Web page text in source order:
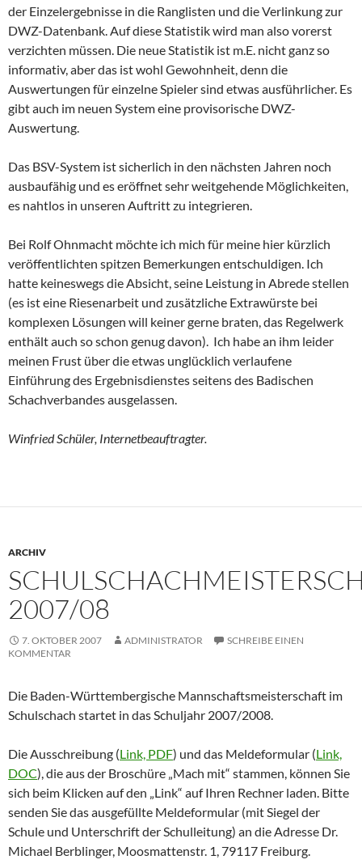
der Einzelergebnisse in die Ranglisten und die Verlinkung zur
DWZ-Datenbank. Auf diese Statistik wird man also vorerst
verzichten müssen. Die neue Statistik ist m.E. nicht ganz so
informativ, aber das ist wohl Gewohnheit, denn die
Auswertungen für einzelne Spieler sind etwas ausführlicher. Es
gibt auch im neuen System eine provisorische DWZ-
Auswertung.
Das BSV-System ist sicherlich in den nächsten Jahren noch
ausbaufähig und es eröffnet sehr weitgehende Möglichkeiten,
es nahtlos in unseren Auftritt zu integrieren.
Bei Rolf Ohnmacht möchte ich mich für meine hier kürzlich
veröffentlichten spitzen Bemerkungen entschuldigen. Ich
hatte keineswegs die Absicht, seine Leistung in Abrede stellen
(es ist eine Riesenarbeit und zusätzliche Extrawürste bei
komplexen Lösungen will keiner gerne braten, das Regelwerk
enthält auch so schon genug davon). Ich habe an ihm leider
meinen Frust über die etwas unglücklich verlaufene
Einführung des Ergebnisdienstes seitens des Badischen
Schachverbandes ausgelassen.
Winfried Schüler, Internetbeauftragter.
ARCHIV
2007/08
7. OKTOBER 2007 ADMINISTRATOR
SCHREIBE EINEN
KOMMENTAR
Die Baden-Württembergische Mannschaftsmeisterschaft im
Schulschach startet in das Schuljahr 2007/2008.
Die Ausschreibung (Link, PDF) und das Meldeformular (Link,
DOC), die aus der Broschüre „Mach mit“ stammen, können Sie
sich beim Klicken auf den „Link“ auf Ihren Rechner laden. Bitte
senden Sie das ausgefüllte Meldeformular (mit Siegel der
Schule und Unterschrift der Schulleitung) an die Adresse Dr.
Michael Berblinger, Moosmattenstr. 1, 79117 Freiburg.